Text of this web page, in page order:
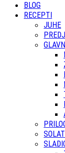
BLOG
RECEPTI
JUHE